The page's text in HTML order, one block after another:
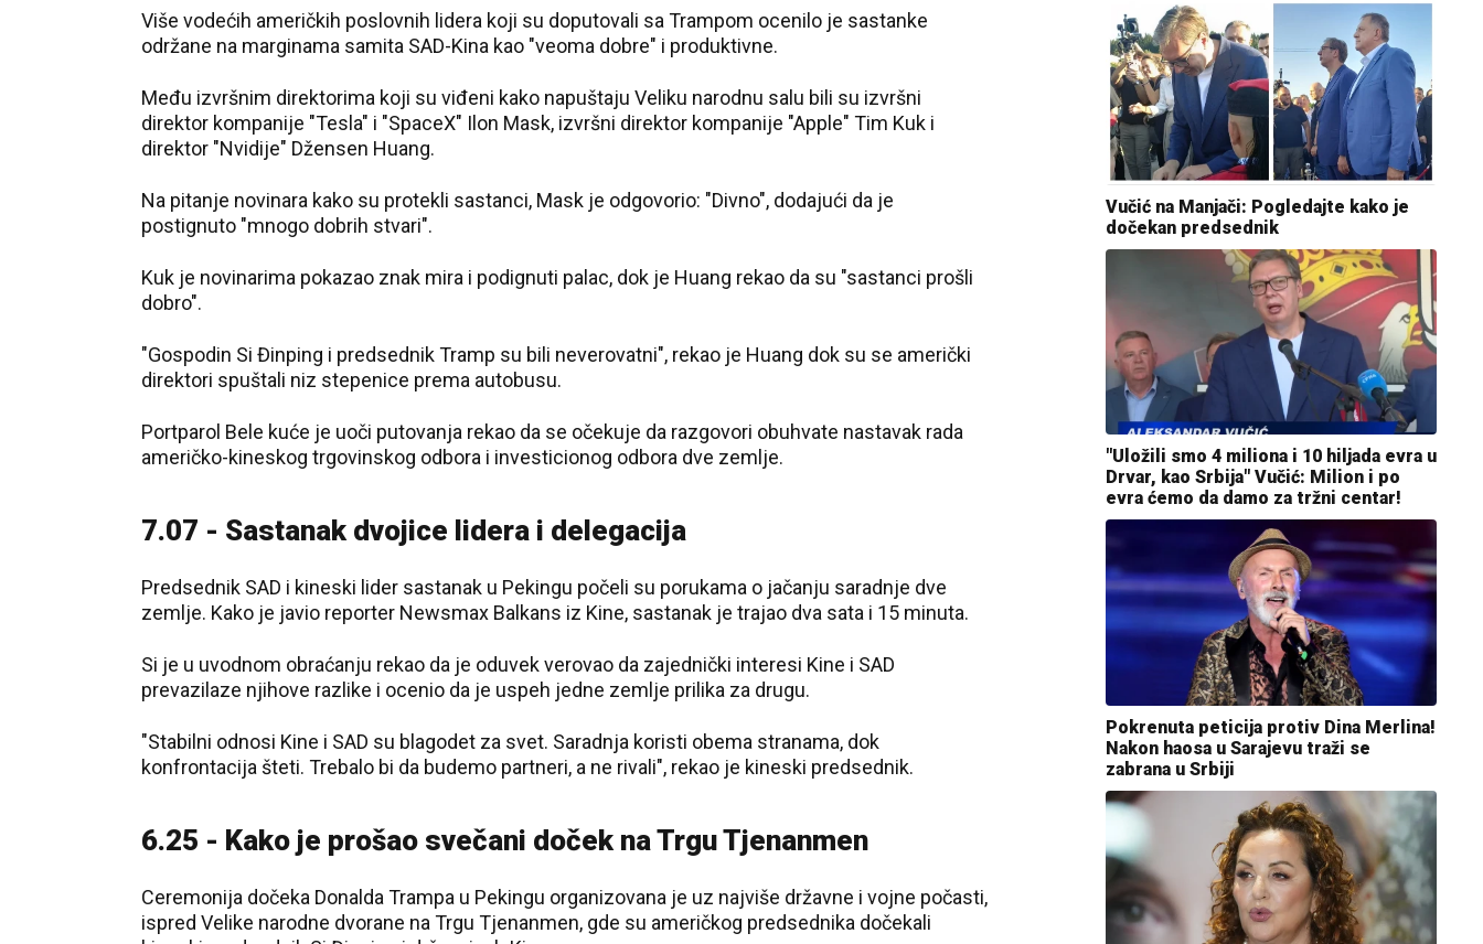
Više vodećih američkih poslovnih lidera koji su doputovali sa Trampom ocenilo je sastanke
održane na marginama samita SAD-Kina kao "veoma dobre" i produktivne.
Među izvršnim direktorima koji su viđeni kako napuštaju Veliku narodnu salu bili su izvršni
direktor kompanije "Tesla" i "SpaceX" Ilon Mask, izvršni direktor kompanije "Apple" Tim Kuk i
direktor "Nvidije" Džensen Huang.
Na pitanje novinara kako su protekli sastanci, Mask je odgovorio: "Divno", dodajući da je
postignuto "mnogo dobrih stvari".
Kuk je novinarima pokazao znak mira i podignuti palac, dok je Huang rekao da su "sastanci prošli
dobro".
"Gospodin Si Đinping i predsednik Tramp su bili neverovatni", rekao je Huang dok su se američki
direktori spuštali niz stepenice prema autobusu.
Portparol Bele kuće je uoči putovanja rekao da se očekuje da razgovori obuhvate nastavak rada
američko-kineskog trgovinskog odbora i investicionog odbora dve zemlje.
7.07 - Sastanak dvojice lidera i delegacija
Predsednik SAD i kineski lider sastanak u Pekingu počeli su porukama o jačanju saradnje dve
zemlje. Kako je javio reporter Newsmax Balkans iz Kine, sastanak je trajao dva sata i 15 minuta.
Si je u uvodnom obraćanju rekao da je oduvek verovao da zajednički interesi Kine i SAD
prevazilaze njihove razlike i ocenio da je uspeh jedne zemlje prilika za drugu.
"Stabilni odnosi Kine i SAD su blagodet za svet. Saradnja koristi obema stranama, dok
konfrontacija šteti. Trebalo bi da budemo partneri, a ne rivali", rekao je kineski predsednik.
6.25 - Kako je prošao svečani doček na Trgu Tjenanmen
Ceremonija dočeka Donalda Trampa u Pekingu organizovana je uz najviše državne i vojne počasti,
ispred Velike narodne dvorane na Trgu Tjenanmen, gde su američkog predsednika dočekali
Vučić na Manjači: Pogledajte kako je
dočekan predsednik
"Uložili smo 4 miliona i 10 hiljada evra u
Drvar, kao Srbija" Vučić: Milion i po
evra ćemo da damo za tržni centar!
Pokrenuta peticija protiv Dina Merlina!
Nakon haosa u Sarajevu traži se
zabrana u Srbiji